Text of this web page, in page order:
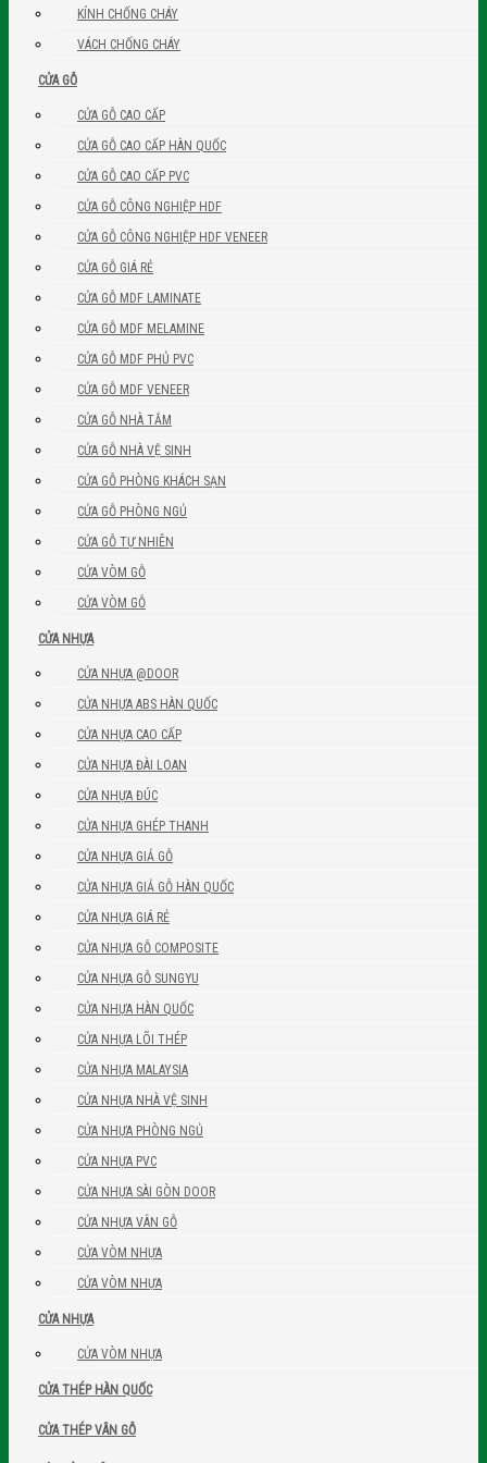
KÍNH CHỐNG CHÁY
VÁCH CHỐNG CHÁY
CỬA GỖ
CỬA GỖ CAO CẤP
CỬA GỖ CAO CẤP HÀN QUỐC
CỬA GỖ CAO CẤP PVC
CỬA GỖ CÔNG NGHIỆP HDF
CỬA GỖ CÔNG NGHIỆP HDF VENEER
CỬA GỖ GIÁ RẺ
CỬA GỖ MDF LAMINATE
CỬA GỖ MDF MELAMINE
CỬA GỖ MDF PHỦ PVC
CỬA GỖ MDF VENEER
CỬA GỖ NHÀ TẮM
CỬA GỖ NHÀ VỆ SINH
CỬA GỖ PHÒNG KHÁCH SẠN
CỬA GỖ PHÒNG NGỦ
CỬA GỖ TỰ NHIÊN
CỬA VÒM GỖ
CỬA VÒM GỖ
CỬA NHỰA
CỬA NHỰA @DOOR
CỬA NHỰA ABS HÀN QUỐC
CỬA NHỰA CAO CẤP
CỬA NHỰA ĐÀI LOAN
CỬA NHỰA ĐÚC
CỬA NHỰA GHÉP THANH
CỬA NHỰA GIẢ GỖ
CỬA NHỰA GIẢ GỖ HÀN QUỐC
CỬA NHỰA GIÁ RẺ
CỬA NHỰA GỖ COMPOSITE
CỬA NHỰA GỖ SUNGYU
CỬA NHỰA HÀN QUỐC
CỬA NHỰA LÕI THÉP
CỬA NHỰA MALAYSIA
CỬA NHỰA NHÀ VỆ SINH
CỬA NHỰA PHÒNG NGỦ
CỬA NHỰA PVC
CỬA NHỰA SÀI GÒN DOOR
CỬA NHỰA VÂN GỖ
CỬA VÒM NHỰA
CỬA VÒM NHỰA
CỬA NHỰA
CỬA VÒM NHỰA
CỬA THÉP HÀN QUỐC
CỬA THÉP VÂN GỖ